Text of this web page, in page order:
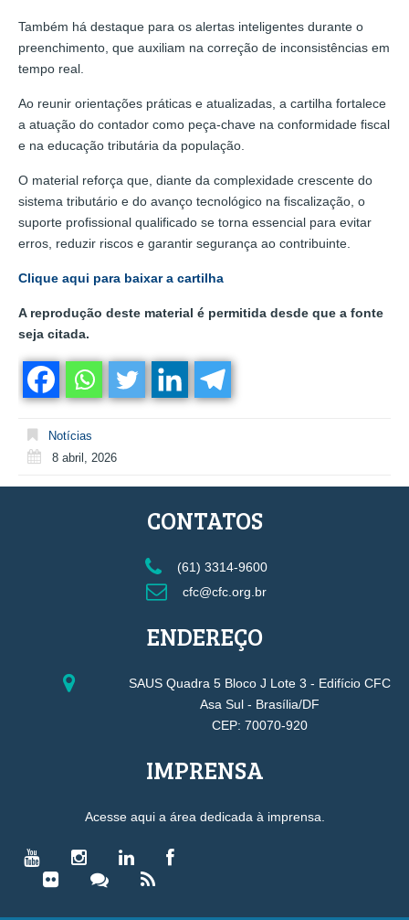
Também há destaque para os alertas inteligentes durante o
preenchimento, que auxiliam na correção de inconsistências em
tempo real.
Ao reunir orientações práticas e atualizadas, a cartilha fortalece
a atuação do contador como peça-chave na conformidade fiscal
e na educação tributária da população.
O material reforça que, diante da complexidade crescente do
sistema tributário e do avanço tecnológico na fiscalização, o
suporte profissional qualificado se torna essencial para evitar
erros, reduzir riscos e garantir segurança ao contribuinte.
Clique aqui para baixar a cartilha
A reprodução deste material é permitida desde que a fonte
seja citada.
Notícias
8 abril, 2026
CONTATOS
(61) 3314-9600
cfc@cfc.org.br
ENDEREÇO
SAUS Quadra 5 Bloco J Lote 3 - Edifício CFC
Asa Sul - Brasília/DF
CEP: 70070-920
IMPRENSA
Acesse aqui a área dedicada à imprensa.